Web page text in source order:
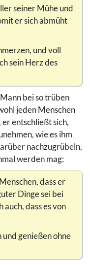
seiner Mühe und
er sich abmüht
und voll
sein Herz des
bei so trüben
jeden Menschen
entschließt sich,
wie es ihm
nachzugrübeln,
werden mag:
dass er
Dinge sei bei
auch, dass es von
genießen ohne